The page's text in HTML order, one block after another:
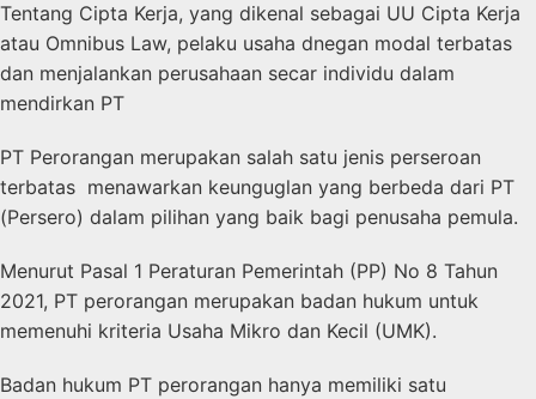
Tentang Cipta Kerja, yang dikenal sebagai UU Cipta Kerja
atau Omnibus Law, pelaku usaha dnegan modal terbatas
dan menjalankan perusahaan secar individu dalam
mendirkan PT
PT Perorangan merupakan salah satu jenis perseroan
terbatas menawarkan keunguglan yang berbeda dari PT
(Persero) dalam pilihan yang baik bagi penusaha pemula.
Menurut Pasal 1 Peraturan Pemerintah (PP) No 8 Tahun
2021, PT perorangan merupakan badan hukum untuk
memenuhi kriteria Usaha Mikro dan Kecil (UMK).
Badan hukum PT perorangan hanya memiliki satu